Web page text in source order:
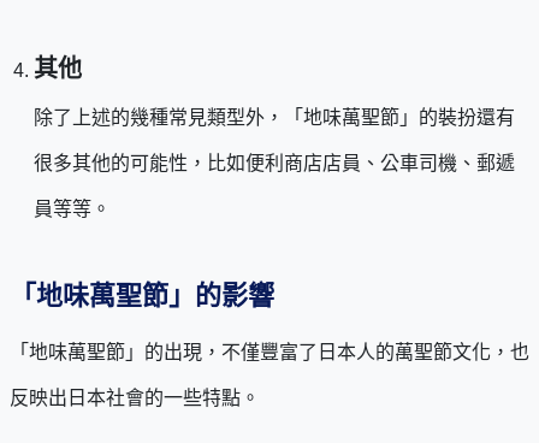
其他
除了上述的幾種常見類型外，「地味萬聖節」的裝扮還有
很多其他的可能性，比如便利商店店員、公車司機、郵遞
員等等。
「地味萬聖節」的影響
「地味萬聖節」的出現，不僅豐富了日本人的萬聖節文化，也
反映出日本社會的一些特點。